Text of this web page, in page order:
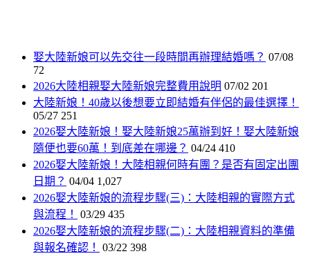
娶大陸新娘可以先交往一段時間再辦理結婚嗎？ 07/08
72
2026大陸相親娶大陸新娘完整費用說明 07/02 201
大陸新娘！40歲以後想要立即結婚有伴侶的最佳選擇！
05/27 251
2026娶大陸新娘！娶大陸新娘25萬辦到好！娶大陸新娘
隨便也要60萬！到底差在哪邊？ 04/24 410
2026娶大陸新娘！大陸相親何時有團？是否有固定出團
日期？ 04/04 1,027
2026娶大陸新娘的流程步驟(三)：大陸相親的實際方式
與流程！
03/29 435
2026娶大陸新娘的流程步驟(二)：大陸相親資料的準備
與報名確認！
03/22 398